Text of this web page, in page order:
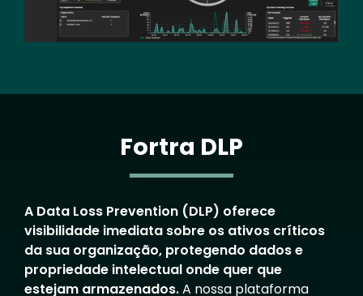
Fortra DLP
A Data Loss Prevention (DLP) oferece
visibilidade imediata sobre os ativos críticos
da sua organização, protegendo dados e
propriedade intelectual onde quer que
estejam armazenados.A nossa plataforma